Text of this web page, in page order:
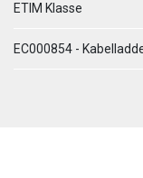
ETIM Klasse
EC000854 -